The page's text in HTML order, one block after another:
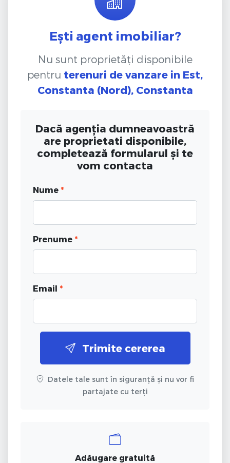
Ești agent imobiliar?
Nu sunt proprietăți disponibile
pentru terenuri de vanzare in Est,
Constanta (Nord), Constanta
Dacă agenția dumneavoastră
are proprietati disponibile,
completează formularul și te
vom contacta
Nume *
Prenume *
Email *
Trimite cererea
Datele tale sunt în siguranță și nu vor fi
partajate cu terți
Adăugare gratuită